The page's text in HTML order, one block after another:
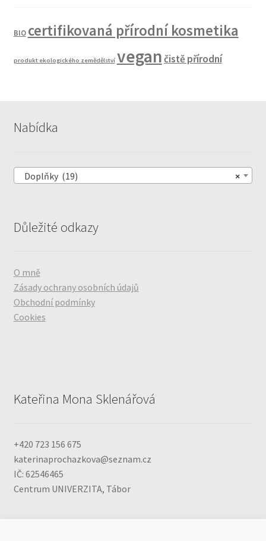
BIO certifikovaná přírodní kosmetika
produkt ekologického zemědělství vegančistě přírodní
Nabídka
×
Doplňky (19)
Důležité odkazy
O mně
Zásady ochrany osobních údajů
Obchodní podmínky
Cookies
Kateřina Mona Sklenářová
+420 723 156 675
katerinaprochazkova@seznam.cz
IČ: 62546465
Centrum UNIVERZITA, Tábor